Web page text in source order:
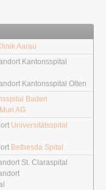
Aarau
Kantonsspital
Kantonsspital Olten
Baden
AG
Universitätsspital
Bethesda Spital
St. Claraspital